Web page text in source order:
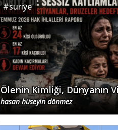
#suriye
Ölenin Kimliği, Dünyanın
hasan hüseyin dönmez